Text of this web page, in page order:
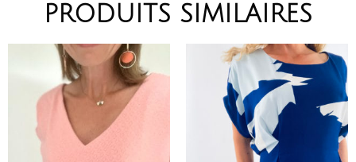
PRODUITS SIMILAIRES